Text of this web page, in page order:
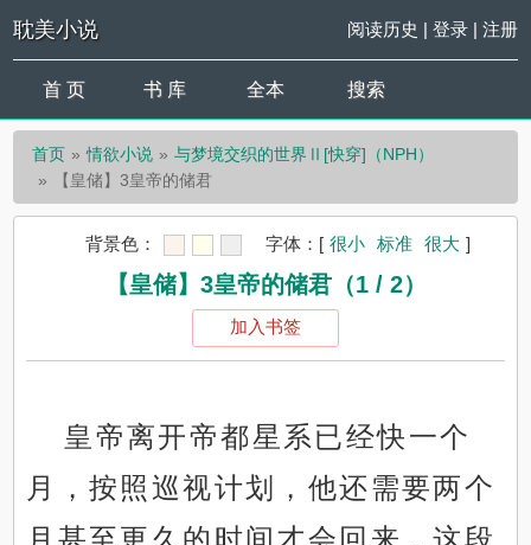
耽美小说 阅读历史 | 登录| 注册
首 页 书 库 全本 搜索
首页 情欲小说
与梦境交织的世界Ⅱ[快穿]（NPH）
【皇储】3皇帝的储君
背景色： 字体： [ 很小 标准 很大 ]
【皇储】3皇帝的储君（1 / 2）
加入书签
皇帝离开帝都星系已经快一个
月，按照巡视计划，他还需要两个
月甚至更久的时间才会回来，这段